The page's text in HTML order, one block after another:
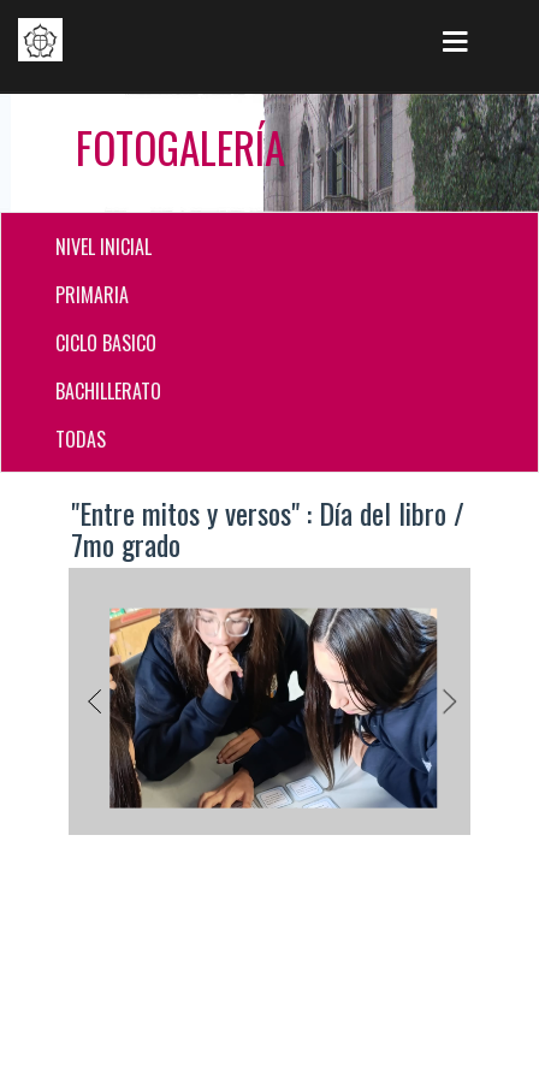
FOTOGALERÍA
NIVEL INICIAL
PRIMARIA
CICLO BASICO
BACHILLERATO
TODAS
"Entre mitos y versos" : Día del libro /
7mo grado